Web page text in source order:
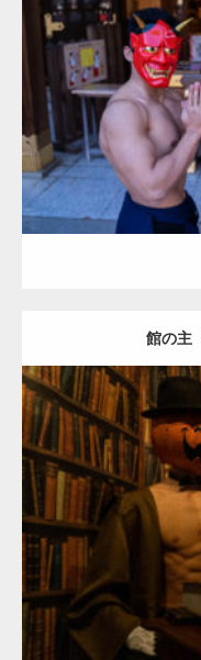
Category: 節分のマッチョ
大胸筋 上
ダウンロード
館の主
Category: ハロウィンの
ダウンロード